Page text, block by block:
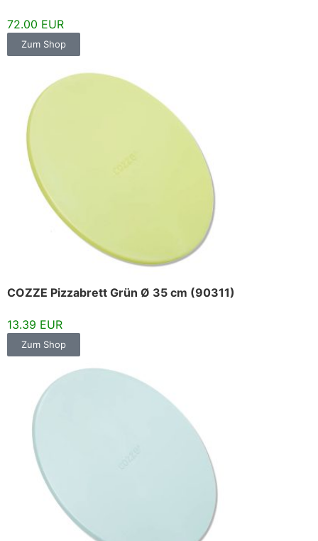
72.00 EUR
Zum Shop
COZZE Pizzabrett Grün Ø 35 cm (90311)
13.39 EUR
Zum Shop